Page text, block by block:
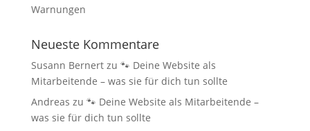
Warnungen
Neueste Kommentare
Susann Bernertzu 🐾 Deine Website als
Mitarbeitende – was sie für dich tun sollte
Andreas zu 🐾 Deine Website als Mitarbeitende –
was sie für dich tun sollte